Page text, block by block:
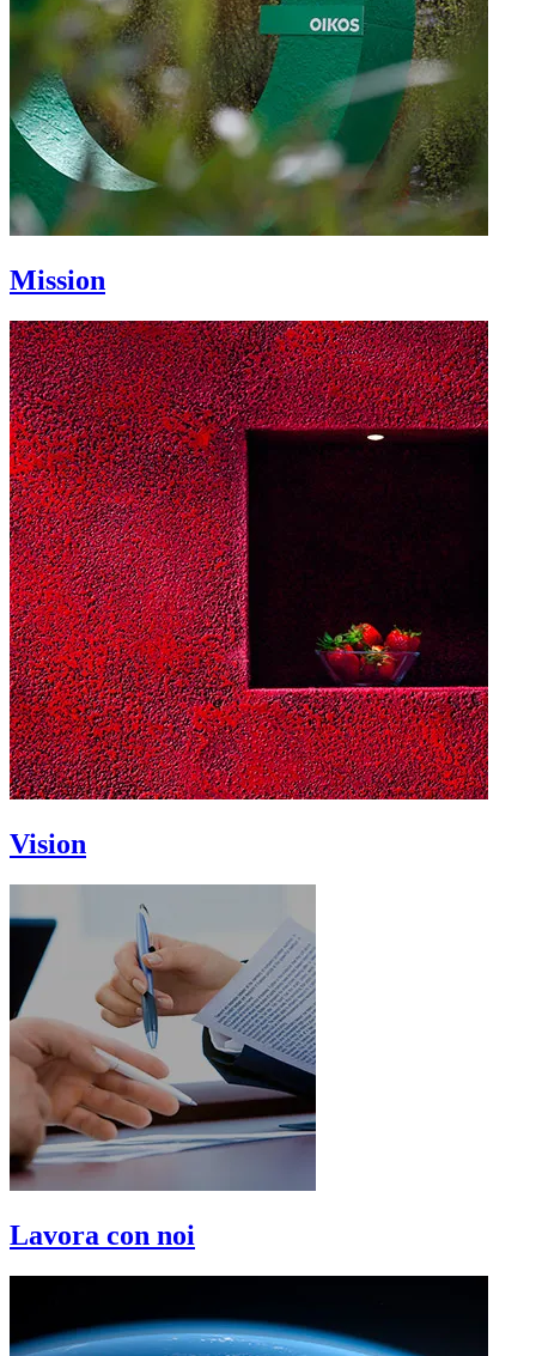
Mission
Vision
Lavora con noi